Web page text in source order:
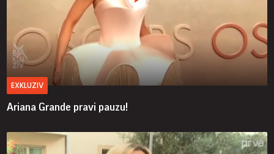
EXKLUZIV
Ariana Grande pravi pauzu!